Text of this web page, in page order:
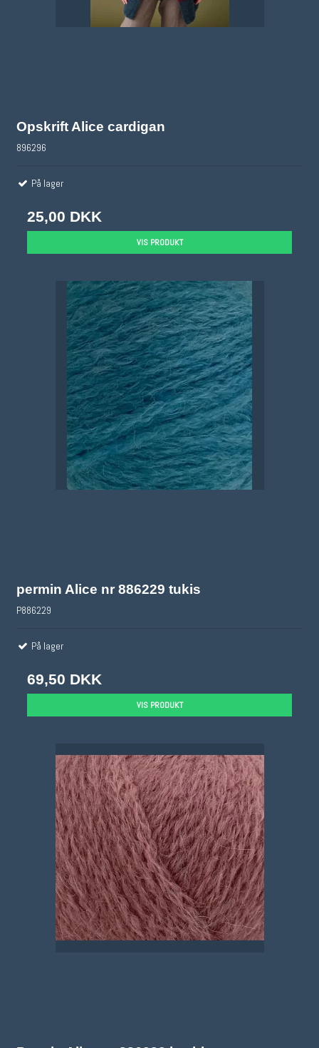
Opskrift Alice cardigan
896296
På lager
25,00 DKK
VIS PRODUKT
permin Alice nr 886229 tukis
P886229
På lager
69,50 DKK
VIS PRODUKT